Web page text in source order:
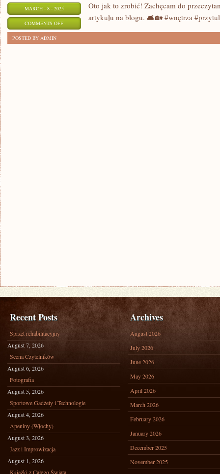
MARCH - 8 - 2025
COMMENTS OFFON
Oto jak to zrobić! Zachęcam do
artykułu na blogu. 🛋️🏡 #wnętrza
POSTED BY ADMIN
Recent Posts
Sprzęt rehabilitacyjny
August 7, 2026
Scena Czytelników
August 6, 2026
Fotografia
August 5, 2026
Sportowe Gadżety i Technologie
August 4, 2026
Apeniny (Włochy)
August 3, 2026
Jazz i Improwizacja
August 1, 2026
Książki z Całego Świata
Archives
August 2026
July 2026
June 2026
May 2026
April 2026
March 2026
February 2026
January 2026
December 2025
November 2025